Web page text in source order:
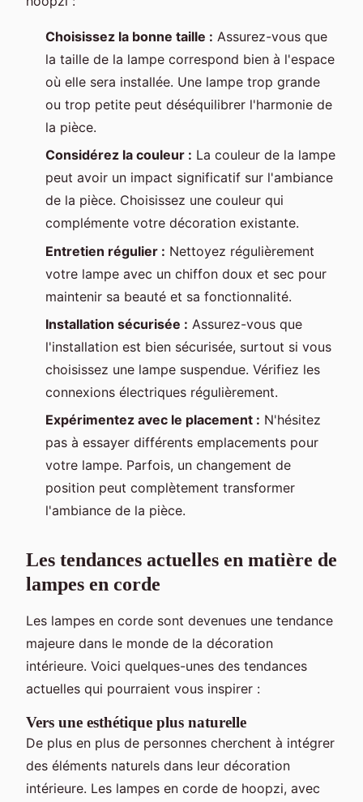
Choisissez la bonne taille : Assurez-vous que
la taille de la lampe correspond bien à l'espace
où elle sera installée. Une lampe trop grande
ou trop petite peut déséquilibrer l'harmonie de
la pièce.
Considérez la couleur : La couleur de la lampe
peut avoir un impact significatif sur l'ambiance
de la pièce. Choisissez une couleur qui
complémente votre décoration existante.
Entretien régulier : Nettoyez régulièrement
votre lampe avec un chiffon doux et sec pour
maintenir sa beauté et sa fonctionnalité.
Installation sécurisée : Assurez-vous que
l'installation est bien sécurisée, surtout si vous
choisissez une lampe suspendue. Vérifiez les
connexions électriques régulièrement.
Expérimentez avec le placement : N'hésitez
pas à essayer différents emplacements pour
votre lampe. Parfois, un changement de
position peut complètement transformer
l'ambiance de la pièce.
Les tendances actuelles en matière de
lampes en corde
Les lampes en corde sont devenues une tendance
majeure dans le monde de la décoration
intérieure. Voici quelques-unes des tendances
actuelles qui pourraient vous inspirer :
Vers une esthétique plus naturelle
De plus en plus de personnes cherchent à intégrer
des éléments naturels dans leur décoration
intérieure. Les lampes en corde de hoopzi, avec